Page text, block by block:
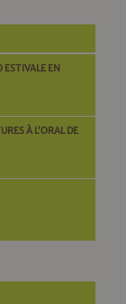
EN
À L’ORAL DE